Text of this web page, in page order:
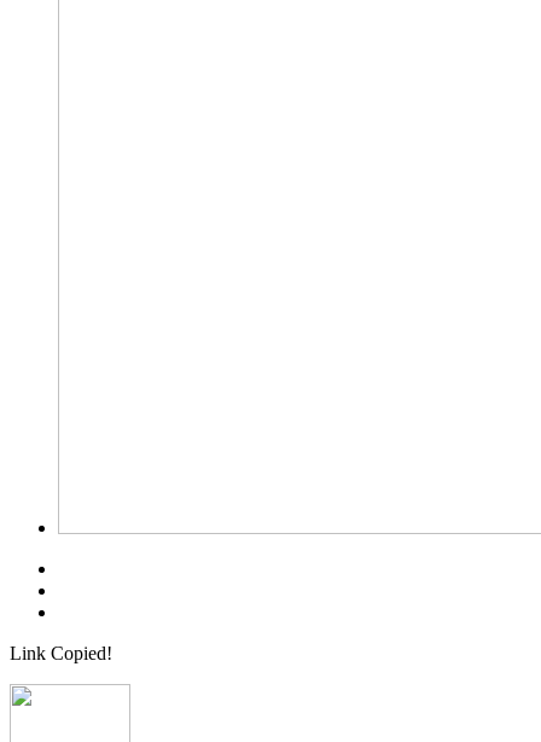
Link Copied!